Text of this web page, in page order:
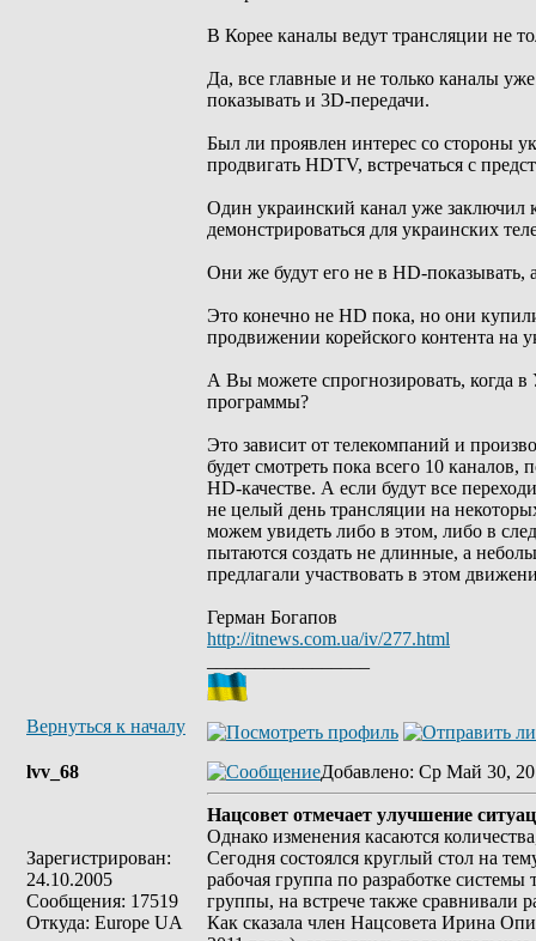
В Корее каналы ведут трансляции не
Да, все главные и не только каналы
показывать и 3D-передачи.
Был ли проявлен интерес со стороны
продвигать HDTV, встречаться с
Один украинский канал уже заключил
демонстрироваться для украинских
Они же будут его не в HD-показывать,
Это конечно не HD пока, но они
продвижении корейского контента на
А Вы можете спрогнозировать, когда в
программы?
Это зависит от телекомпаний и
будет смотреть пока всего 10
HD-качестве. А если будут все
не целый день трансляции на
можем увидеть либо в этом, либо в
пытаются создать не длинные, а
предлагали участвовать в этом
Герман Богапов
http://itnews.com.ua/iv/277.html
Вернуться к началу
lvv_68
Зарегистрирован:
24.10.2005
Сообщения: 17519
Откуда: Europe UA
Добавлено: Ср Май 30,
Нацсовет отмечает улучшение
Однако изменения касаются
Сегодня состоялся круглый стол на
рабочая группа по разработке
группы, на встрече также сравнивали
Как сказала член Нацсовета Ирина